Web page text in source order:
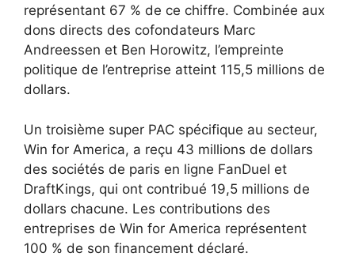
représentant 67 % de ce chiffre. Combinée aux
dons directs des cofondateurs Marc
Andreessen et Ben Horowitz, l’empreinte
politique de l’entreprise atteint 115,5 millions de
dollars.
Un troisième super PAC spécifique au secteur,
Win for America, a reçu 43 millions de dollars
des sociétés de paris en ligne FanDuel et
DraftKings, qui ont contribué 19,5 millions de
dollars chacune. Les contributions des
entreprises de Win for America représentent
100 % de son financement déclaré.